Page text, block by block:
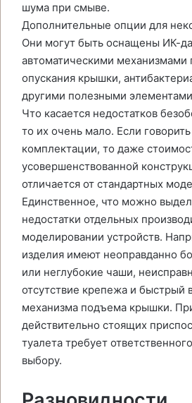
шума при смыве.
Дополнительные опции для
Они могут быть оснащены ИК-
автоматическими механизмами
опускания крышки,
другими полезными
Что касается недостатков
то их очень мало. Если
комплектации, то даже
усовершенствованной
отличается от стандартных
Единственное, что можно
недостатки отдельных
моделировании устройств.
изделия имеют неоправданно
или неглубокие чаши,
отсутствие крепежа и быстрый
механизма подъема крышки.
действительно стоящих
туалета требует
выбору.